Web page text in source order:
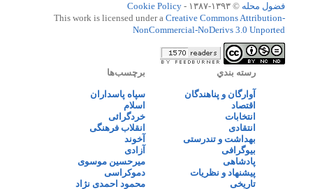
فضول محله © ۱۳۹۳-۱۳۸۷ -
Cookie Policy
This work is licensed under a Creative Commons Attribution-
NonCommercial-NoDerivs 3.0 Unported
رسته بندي
آوارگان و پناهندگان
اقتصاد
انتخابات
انتقادی
بهداشت و تندرستی
بیوگرافی
پادشاهی
پیشنهاد و نظریات
تاریخی
برچسب‌ها
سپاه پاسداران
اسلام
خردگرائی
انقلاب فرهنگی
آخوند
آزادی
میرحسین موسوی
دموکراسی
محمود احمدی نژاد